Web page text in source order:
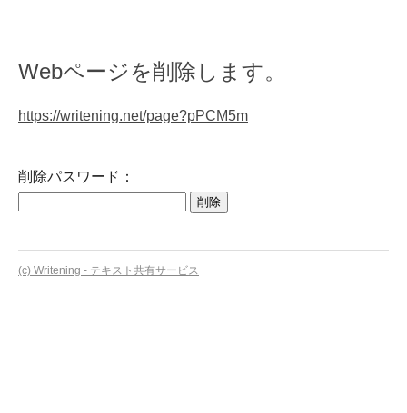
Webページを削除します。
https://writening.net/page?pPCM5m
削除パスワード：
(c) Writening - テキスト共有サービス